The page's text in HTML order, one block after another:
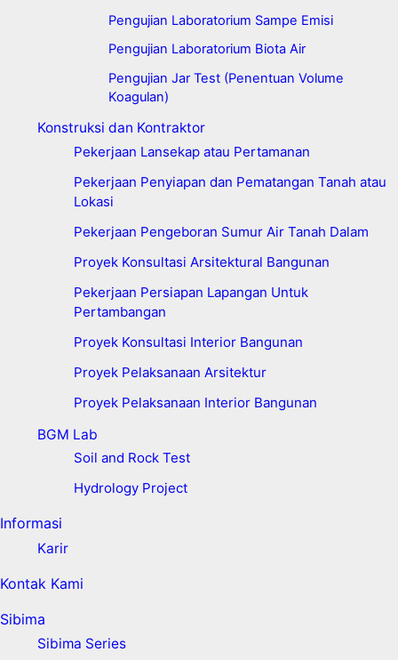
Pengujian Laboratorium Sampe Emisi
Pengujian Laboratorium Biota Air
Pengujian Jar Test (Penentuan Volume
Koagulan)
Konstruksi dan Kontraktor
Pekerjaan Lansekap atau Pertamanan
Pekerjaan Penyiapan dan Pematangan Tanah atau
Lokasi
Pekerjaan Pengeboran Sumur Air Tanah Dalam
Proyek Konsultasi Arsitektural Bangunan
Pekerjaan Persiapan Lapangan Untuk
Pertambangan
Proyek Konsultasi Interior Bangunan
Proyek Pelaksanaan Arsitektur
Proyek Pelaksanaan Interior Bangunan
BGM Lab
Soil and Rock Test
Hydrology Project
Informasi
Karir
Kontak Kami
Sibima
Sibima Series